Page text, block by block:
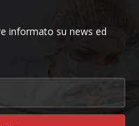
informato su news ed